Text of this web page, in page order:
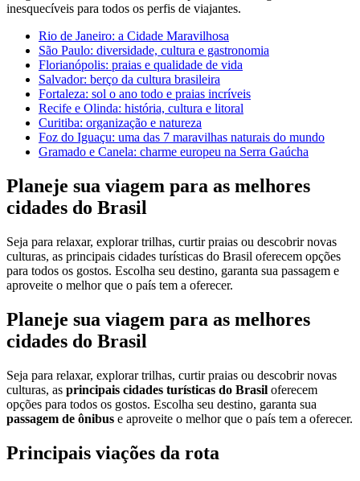
inesquecíveis para todos os perfis de viajantes.
Rio de Janeiro: a Cidade Maravilhosa
São Paulo: diversidade, cultura e gastronomia
Florianópolis: praias e qualidade de vida
Salvador: berço da cultura brasileira
Fortaleza: sol o ano todo e praias incríveis
Recife e Olinda: história, cultura e litoral
Curitiba: organização e natureza
Foz do Iguaçu: uma das 7 maravilhas naturais do mundo
Gramado e Canela: charme europeu na Serra Gaúcha
Planeje sua viagem para as melhores
cidades do Brasil
Seja para relaxar, explorar trilhas, curtir praias ou descobrir novas
culturas, as principais cidades turísticas do Brasil oferecem opções
para todos os gostos. Escolha seu destino, garanta sua passagem e
aproveite o melhor que o país tem a oferecer.
Planeje sua viagem para as melhores
cidades do Brasil
Seja para relaxar, explorar trilhas, curtir praias ou descobrir novas
culturas, as principais cidades turísticas do Brasil oferecem
opções para todos os gostos. Escolha seu destino, garanta sua
passagem de ônibus e aproveite o melhor que o país tem a oferecer.
Principais viações da rota